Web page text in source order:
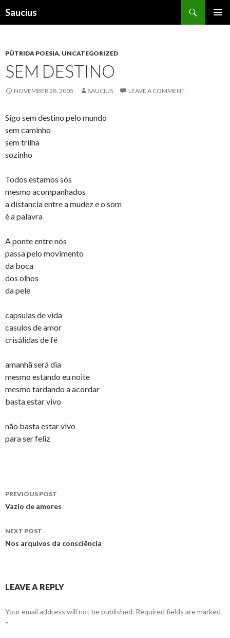
Saucius
PÚTRIDA POESIA, UNCATEGORIZED
SEM DESTINO
NOVEMBER 28, 2005 SAUCIUS LEAVE A COMMENT
Sigo sem destino pelo mundo
sem caminho
sem trilha
sozinho
Todos estamos sós
mesmo acompanhados
a distancia entre a mudez e o som
é a palavra
A ponte entre nós
passa pelo movimento
da boca
dos olhos
da pele
capsulas de vida
casulos de amor
crisálidas de fé
amanhã será dia
mesmo estando eu noite
mesmo tardando a acordar
basta estar vivo
não basta estar vivo
para ser feliz
Post
navigation
PREVIOUS POST
Vazio de amores
NEXT POST
Nos arquivos da consciência
LEAVE A REPLY
Your email address will not be published. Required fields are marked
*